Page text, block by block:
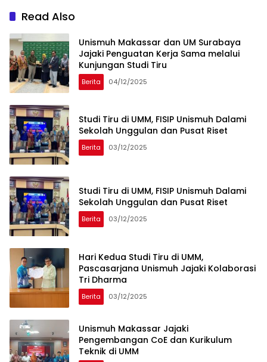
Read Also
Unismuh Makassar dan UM Surabaya
Jajaki Penguatan Kerja Sama melalui
Kunjungan Studi Tiru
Berita 04/12/2025
Studi Tiru di UMM, FISIP Unismuh Dalami
Sekolah Unggulan dan Pusat Riset
Berita 03/12/2025
Studi Tiru di UMM, FISIP Unismuh Dalami
Sekolah Unggulan dan Pusat Riset
Berita 03/12/2025
Hari Kedua Studi Tiru di UMM,
Pascasarjana Unismuh Jajaki Kolaborasi
Tri Dharma
Berita 03/12/2025
Unismuh Makassar Jajaki
Pengembangan CoE dan Kurikulum
Teknik di UMM